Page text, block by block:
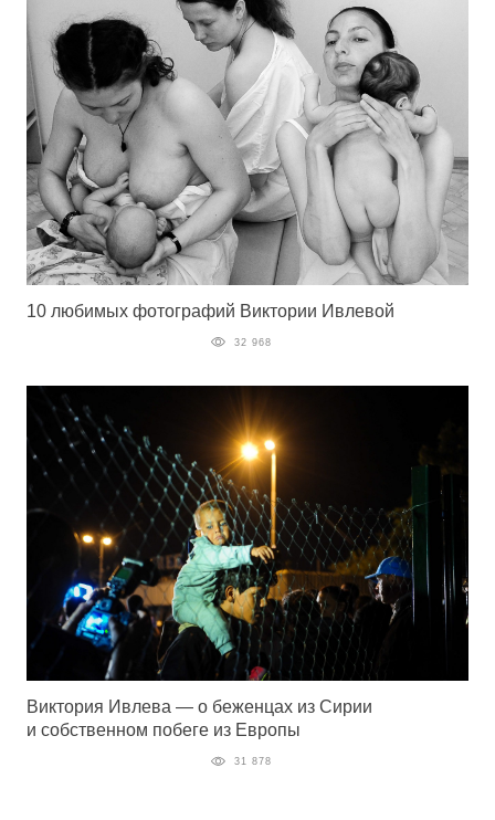
10 любимых фотографий Виктории Ивлевой
32 968
Виктория Ивлева — о беженцах из Сирии
и собственном побеге из Европы
31 878